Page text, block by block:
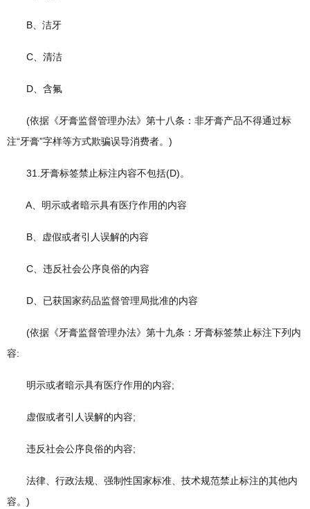
B、洁牙
C、清洁
D、含氟
(依据《牙膏监督管理办法》第十八条：非牙膏产品不得通过标
注“牙膏”字样等方式欺骗误导消费者。)
31.牙膏标签禁止标注内容不包括(D)。
A、明示或者暗示具有医疗作用的内容
B、虚假或者引人误解的内容
C、违反社会公序良俗的内容
D、已获国家药品监督管理局批准的内容
(依据《牙膏监督管理办法》第十九条：牙膏标签禁止标注下列内
容:
明示或者暗示具有医疗作用的内容;
虚假或者引人误解的内容;
违反社会公序良俗的内容;
法律、行政法规、强制性国家标准、技术规范禁止标注的其他内
容。)